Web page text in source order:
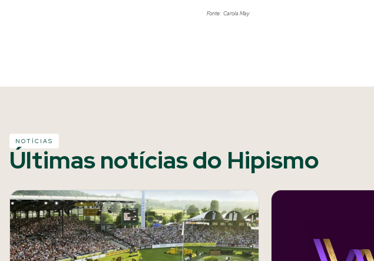
Fonte: Carola May
NOTÍCIAS
Últimas notícias do Hipismo